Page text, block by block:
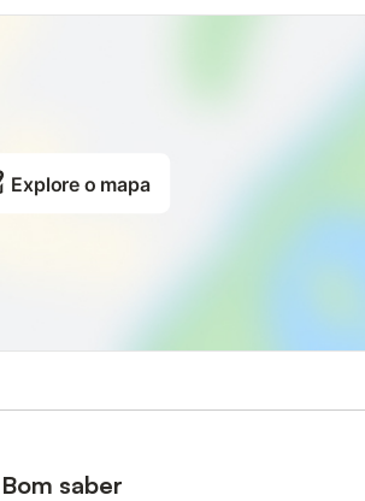
Explore o mapa
Bom saber